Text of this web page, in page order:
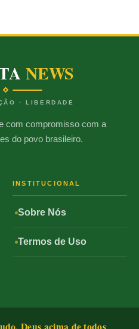
NEWS
· LIBERDADE
com compromisso com a
do povo brasileiro.
INSTITUCIONAL
Sobre Nós
Termos de Uso